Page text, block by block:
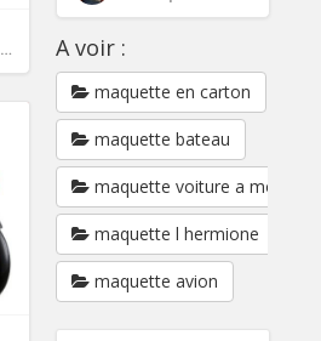
A voir :
maquette en carton
maquette bateau
maquette voiture a monter
maquette l hermione
maquette avion